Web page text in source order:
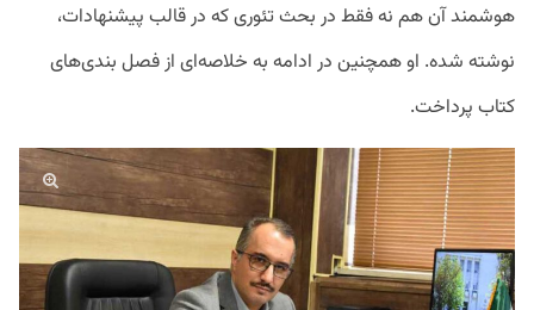
هوشمند آن هم نه فقط در بحث تئوری که در قالب پیشنهادات،
نوشته شده. او همچنین در ادامه به خلاصه‌ای از فصل بندی‌های
کتاب پرداخت.